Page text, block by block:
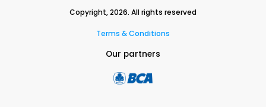
Copyright,2026. All rights reserved
Terms & Conditions
Our partners